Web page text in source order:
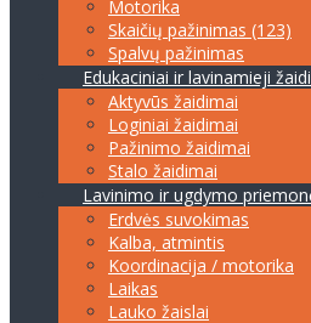
Motorika
Skaičių pažinimas (123)
Spalvų pažinimas
Edukaciniai ir lavinamieji
Aktyvūs žaidimai
Loginiai žaidimai
Pažinimo žaidimai
Stalo žaidimai
Lavinimo ir ugdymo
Erdvės suvokimas
Kalba, atmintis
Koordinacija / motorika
Laikas
Lauko žaislai